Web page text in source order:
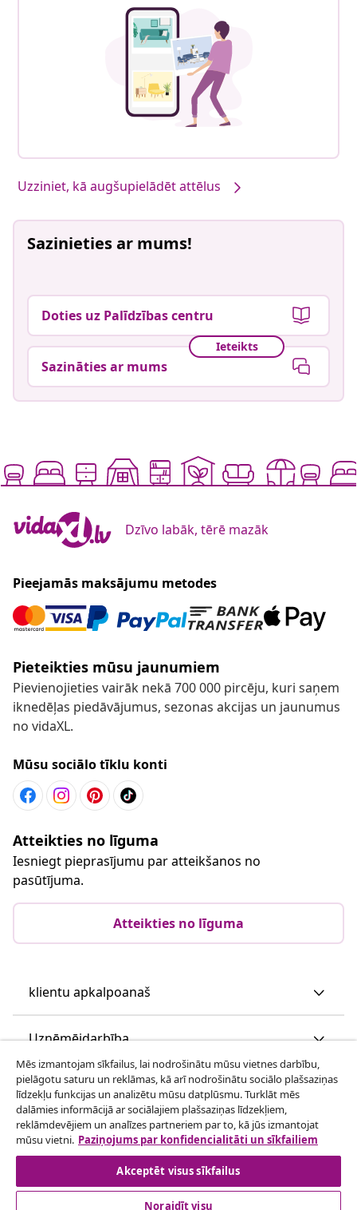
Uzziniet, kā augšupielādēt attēlus
Sazinieties ar mums!
Doties uz Palīdzības centru
Ieteikts
Sazināties ar mums
Dzīvo labāk, tērē mazāk
Pieejamās maksājumu metodes
Pieteikties mūsu jaunumiem
Pievienojieties vairāk nekā 700 000 pircēju, kuri saņem
iknedēļas piedāvājumus, sezonas akcijas un jaunumus
no vidaXL.
Mūsu sociālo tīklu konti
Atteikties no līguma
Iesniegt pieprasījumu par atteikšanos no
pasūtījuma.
Atteikties no līguma
klientu apkalpoanaš
Uzņēmējdarbība
vidaXL
Apskatiet vairāk
Mēs izmantojam sīkfailus, lai nodrošinātu mūsu vietnes darbību,
pielāgotu saturu un reklāmas, kā arī nodrošinātu sociālo plašsaziņas
līdzekļu funkcijas un analizētu mūsu datplūsmu. Turklāt mēs
dalāmies informācijā ar sociālajiem plašsaziņas līdzekļiem,
reklāmdevējiem un analīzes partneriem par to, kā jūs izmantojat
mūsu vietni. Paziņojums par konfidencialitāti un sīkfailiem
Akceptēt visus sīkfailus
Noraidīt visu